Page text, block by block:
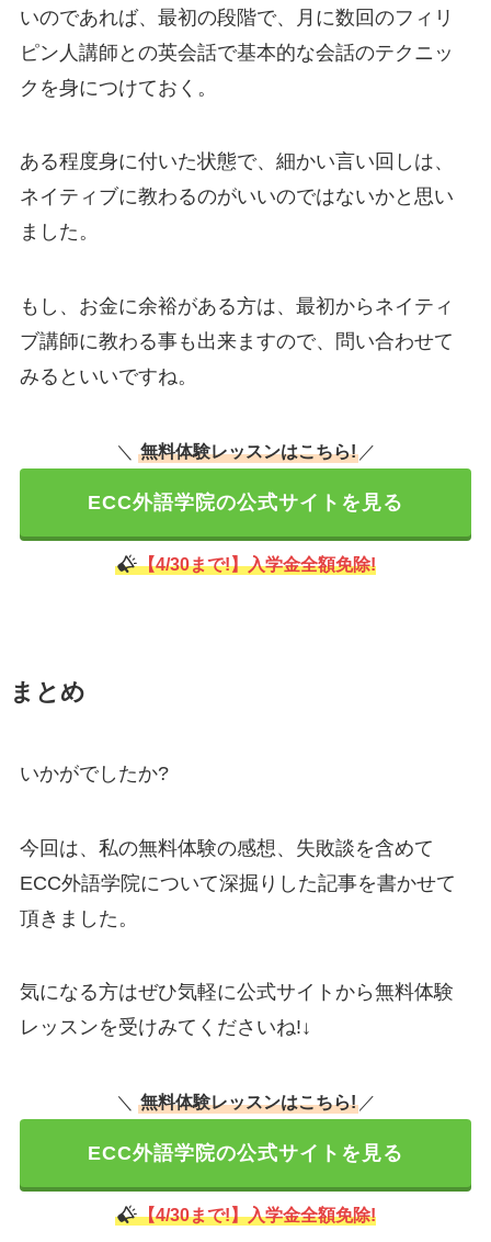
いのであれば、最初の段階で、月に数回のフィリ
ピン人講師との英会話で基本的な会話のテクニッ
クを身につけておく。
ある程度身に付いた状態で、細かい言い回しは、
ネイティブに教わるのがいいのではないかと思い
ました。
もし、お金に余裕がある方は、最初からネイティ
ブ講師に教わる事も出来ますので、問い合わせて
みるといいですね。
＼ 無料体験レッスンはこちら!／
ECC外語学院の公式サイトを見る
【4/30まで!】入学金全額免除!
まとめ
いかがでしたか?
今回は、私の無料体験の感想、失敗談を含めて
ECC外語学院について深掘りした記事を書かせて
頂きました。
気になる方はぜひ気軽に公式サイトから無料体験
レッスンを受けみてくださいね!↓
＼ 無料体験レッスンはこちら!／
ECC外語学院の公式サイトを見る
【4/30まで!】入学金全額免除!